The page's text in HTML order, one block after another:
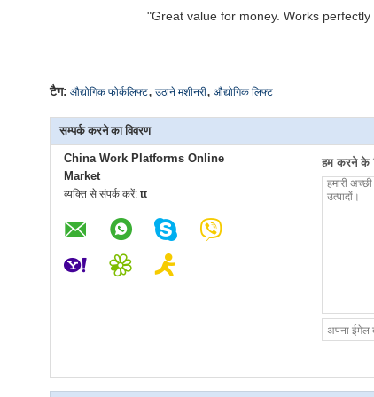
"Great value for money. Works
टैग: औद्योगिक फोर्कलिफ्ट, उठाने मशीनरी, औद्योगिक लिफ्ट
सम्पर्क करने का विवरण
China Work Platforms Online
Market
व्यक्ति से संपर्क करें: tt
हम करने के